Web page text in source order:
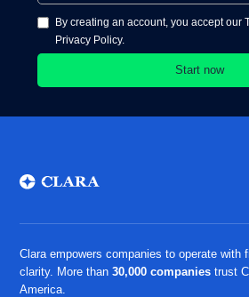
By creating an account, you accept our
Privacy Policy.
Clara empowers companies to operate with
clarity. More than30,000 companiestrust
America.